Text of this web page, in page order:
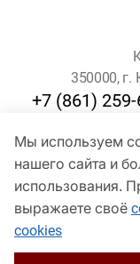
Мы используем
нашего сайта и
использования.
выражаете своё
cookies
350000, г.
+7 (861)
Для
©
Сетевое издание
службой по надзору
и массовых